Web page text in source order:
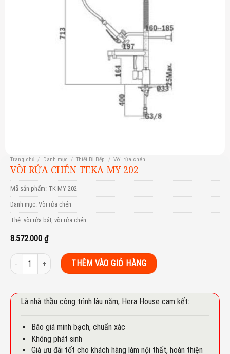
Trang chủ / Danh mục / Thiết Bị Bếp / Vòi rửa chén
VÒI RỬA CHÉN TEKA MY 202
Mã sản phẩm: TK-MY-202
Danh mục: Vòi rửa chén
Thẻ: vòi rửa bát vòi rửa chén
8.572.000 ₫
Vòi rửa chén Teka MY 202 số lượng
THÊM VÀO GIỎ HÀNG
Là nhà thầu công trình lâu năm, Hera House cam kết:
Báo giá minh bạch, chuẩn xác
Không phát sinh
Giá ưu đãi tốt cho khách hàng làm nội thất, hoàn thiện